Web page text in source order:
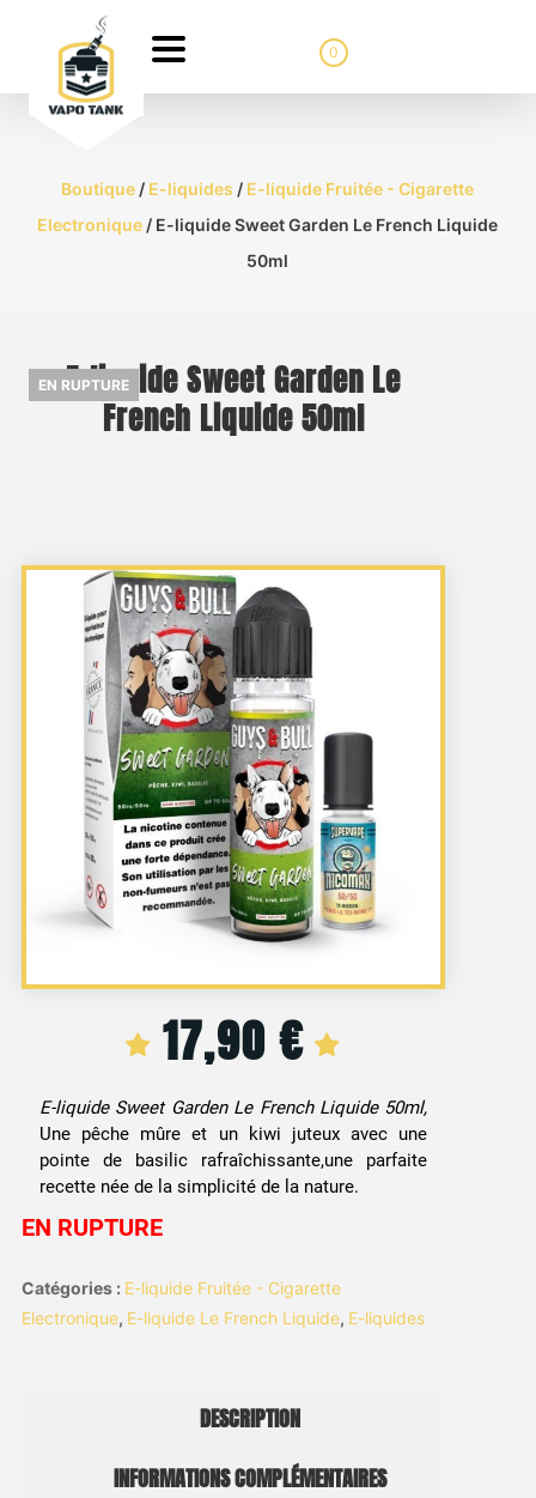
0
Boutique / E-liquides / E-liquide Fruitée - Cigarette
Electronique / E-liquide Sweet Garden Le French Liquide
50ml
E-liquide Sweet Garden Le
French Liquide 50ml
EN RUPTURE
17,90€
E-liquide Sweet Garden Le French Liquide 50ml,
Une pêche mûre et un kiwi juteux avec une
pointe de basilic rafraîchissante,une parfaite
recette née de la simplicité de la nature.
EN RUPTURE
Catégories : E-liquide Fruitée - Cigarette
Electronique, E-liquide Le French Liquide, E-liquides
DESCRIPTION
INFORMATIONS COMPLÉMENTAIRES